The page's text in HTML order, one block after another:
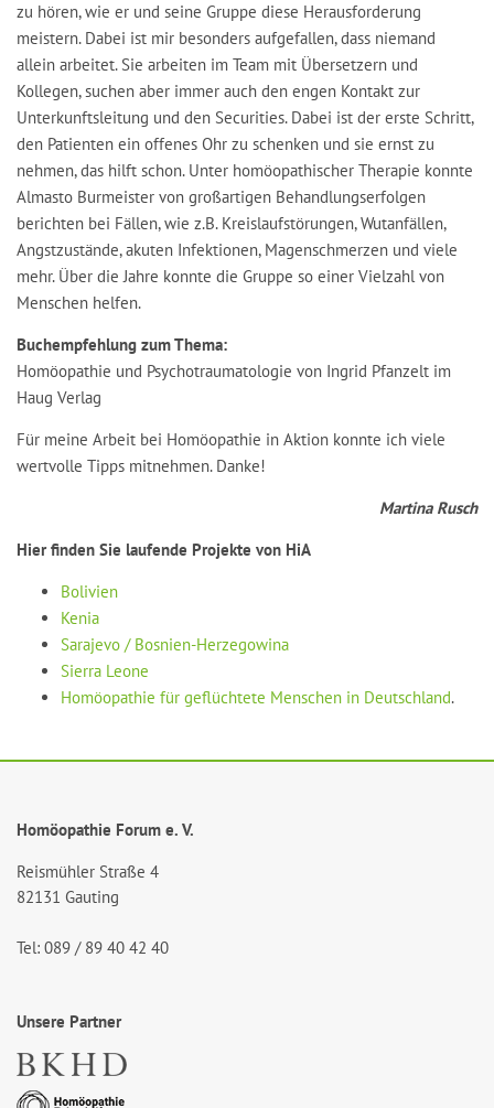
zu hören, wie er und seine Gruppe diese Herausforderung
meistern. Dabei ist mir besonders aufgefallen, dass niemand
allein arbeitet. Sie arbeiten im Team mit Übersetzern und
Kollegen, suchen aber immer auch den engen Kontakt zur
Unterkunftsleitung und den Securities. Dabei ist der erste Schritt,
den Patienten ein offenes Ohr zu schenken und sie ernst zu
nehmen, das hilft schon. Unter homöopathischer Therapie konnte
Almasto Burmeister von großartigen Behandlungserfolgen
berichten bei Fällen, wie z.B. Kreislaufstörungen, Wutanfällen,
Angstzustände, akuten Infektionen, Magenschmerzen und viele
mehr. Über die Jahre konnte die Gruppe so einer Vielzahl von
Menschen helfen.
Buchempfehlung zum Thema:
Homöopathie und Psychotraumatologie von Ingrid Pfanzelt im
Haug Verlag
Für meine Arbeit bei Homöopathie in Aktion konnte ich viele
wertvolle Tipps mitnehmen. Danke!
Martina Rusch
Hier finden Sie laufende Projekte von HiA
Bolivien
Kenia
Sarajevo / Bosnien-Herzegowina
Sierra Leone
Homöopathie für geflüchtete Menschen in Deutschland.
Homöopathie Forum e. V.
Reismühler Straße 4
82131 Gauting
Tel: 089 / 89 40 42 40
Unsere Partner